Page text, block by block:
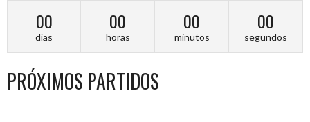
00
días
00
horas
00
minutos
00
segundos
PRÓXIMOS PARTIDOS